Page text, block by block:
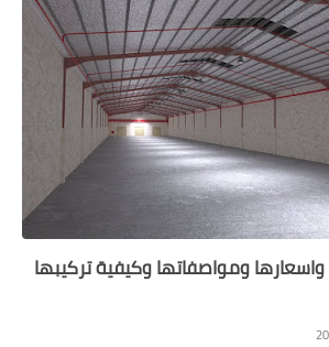
واسعارها ومواصفاتها وكيفية تركيبها